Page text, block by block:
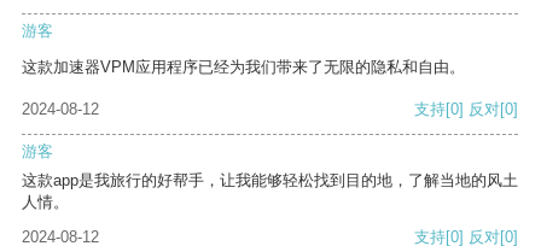
游客
这款加速器VPM应用程序已经为我们带来了无限的隐私和自由。
2024-08-12 支持[0] 反对[0]
游客
这款app是我旅行的好帮手，让我能够轻松找到目的地，了解当地的风土
人情。
2024-08-12
支持[0] 反对[0]